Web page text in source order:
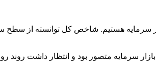
سرمایه متصور بود و انتظار داشت روند